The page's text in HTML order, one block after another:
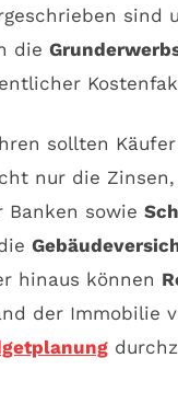
sind
die
sollten
nur die
Banken sowie
hinaus können
der Immobilie